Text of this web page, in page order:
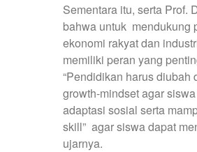
Sementara itu, serta Prof.
bahwa untuk mendukung
ekonomi rakyat dan
memiliki peran yang
“Pendidikan harus diubah
growth-mindset agar
adaptasi sosial serta
skill” agar siswa dapat
ujarnya.